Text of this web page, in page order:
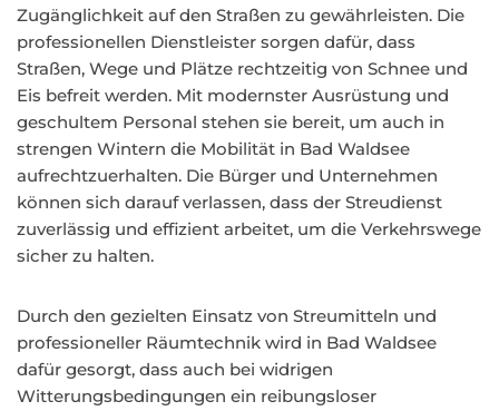
Zugänglichkeit auf den Straßen zu gewährleisten. Die
professionellen Dienstleister sorgen dafür, dass
Straßen, Wege und Plätze rechtzeitig von Schnee und
Eis befreit werden. Mit modernster Ausrüstung und
geschultem Personal stehen sie bereit, um auch in
strengen Wintern die Mobilität in Bad Waldsee
aufrechtzuerhalten. Die Bürger und Unternehmen
können sich darauf verlassen, dass der Streudienst
zuverlässig und effizient arbeitet, um die Verkehrswege
sicher zu halten.
Durch den gezielten Einsatz von Streumitteln und
professioneller Räumtechnik wird in Bad Waldsee
dafür gesorgt, dass auch bei widrigen
Witterungsbedingungen ein reibungsloser